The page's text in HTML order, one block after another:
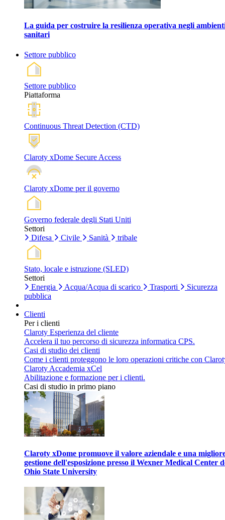
La guida per costruire la resilienza operativa negli
sanitari
Settore pubblico
Settore pubblico
Piattaforma
Continuous Threat Detection (CTD)
Claroty xDome Secure Access
Claroty xDome per il governo
Governo federale degli Stati Uniti
Settori
Difesa
Civile Sanità tribale
Stato, locale e istruzione (SLED)
Settori
Energia
Acqua/Acqua di scarico Trasporti
Sicurezza
pubblica
Clienti
Per i clienti
Claroty Esperienza del cliente
Accelera il tuo percorso di sicurezza informatica CPS.
Casi di studio dei clienti
Come i clienti proteggono le loro operazioni critiche con
Claroty Accademia xCel
Abilitazione e formazione per i clienti.
Casi di studio in primo piano
Claroty xDome promuove il valore aziendale e una
gestione dell'esposizione presso il Wexner Medical Center
Ohio State University